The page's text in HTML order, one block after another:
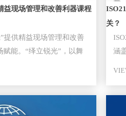
益现场管理和改善利器课程
提供精益现场管理和改善
能。“绎立锐光”，以舞
关？
涵